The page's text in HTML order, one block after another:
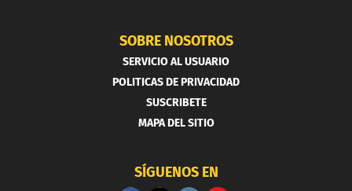
SOBRE NOSOTROS
SERVICIO AL USUARIO
POLITICAS DE PRIVACIDAD
SUSCRIBETE
MAPA DEL SITIO
SÍGUENOS EN